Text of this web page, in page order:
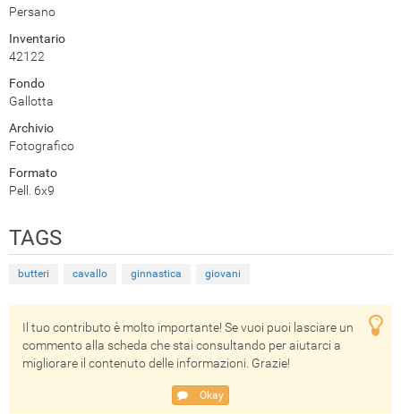
Persano
Inventario
42122
Fondo
Gallotta
Archivio
Fotografico
Formato
Pell. 6x9
TAGS
butteri cavallo ginnastica giovani
Il tuo contributo è molto importante! Se vuoi puoi lasciare un
commento alla scheda che stai consultando per aiutarci a
migliorare il contenuto delle informazioni. Grazie!
Okay